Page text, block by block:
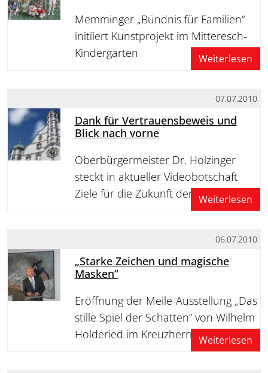
Memminger „Bündnis für Familien“
initiiert Kunstprojekt im Mitteresch-
Kindergarten
Weiterlesen
07.07.2010
Dank für Vertrauensbeweis und
Blick nach vorne
Oberbürgermeister Dr. Holzinger
steckt in aktueller Videobotschaft
Ziele für die Zukunft der StadtWeiterlesen
06.07.2010
„Starke Zeichen und magische
Masken“
Eröffnung der Meile-Ausstellung „Das
stille Spiel der Schatten“ von Wilhelm
Holderied im KreuzherrnsaalWeiterlesen